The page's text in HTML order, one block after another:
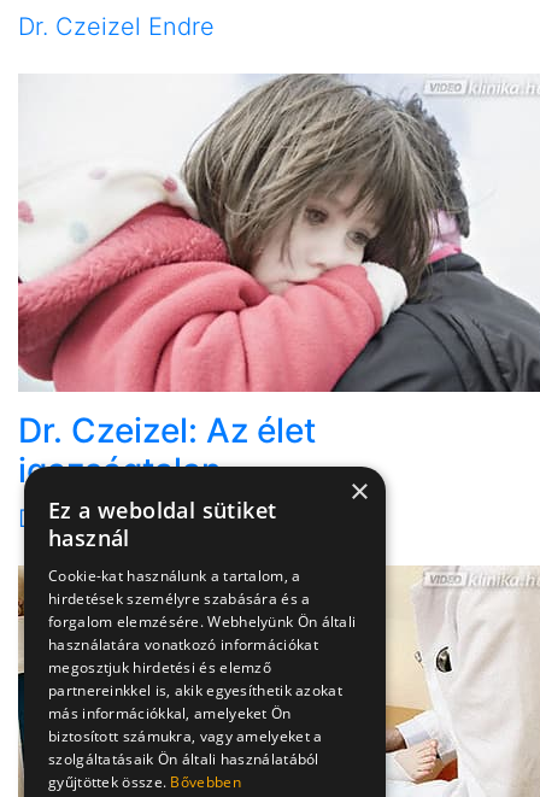
Dr. Czeizel Endre
Dr. Czeizel: Az élet
igazságtalan
Dr. Czeizel Endre
×
Ez a weboldal sütiket
használ
Cookie-kat használunk a tartalom, a
hirdetések személyre szabására és a
forgalom elemzésére. Webhelyünk Ön általi
használatára vonatkozó információkat
megosztjuk hirdetési és elemző
partnereinkkel is, akik egyesíthetik azokat
más információkkal, amelyeket Ön
biztosított számukra, vagy amelyeket a
szolgáltatásaik Ön általi használatából
gyűjtöttek össze. Bővebben